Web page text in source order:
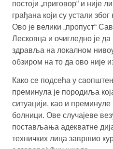
постоји „приговор“ и није
грађана који су устали
Ово је велики „пропуст“
Лесковца и очигледно је
здравља на локалном
обзиром на то да ово није
Како се подсећа у
преминула је породиља
ситуацији, као и преминуле
болници. Ове случајеве
постављања адекватне
техничких лица завршио